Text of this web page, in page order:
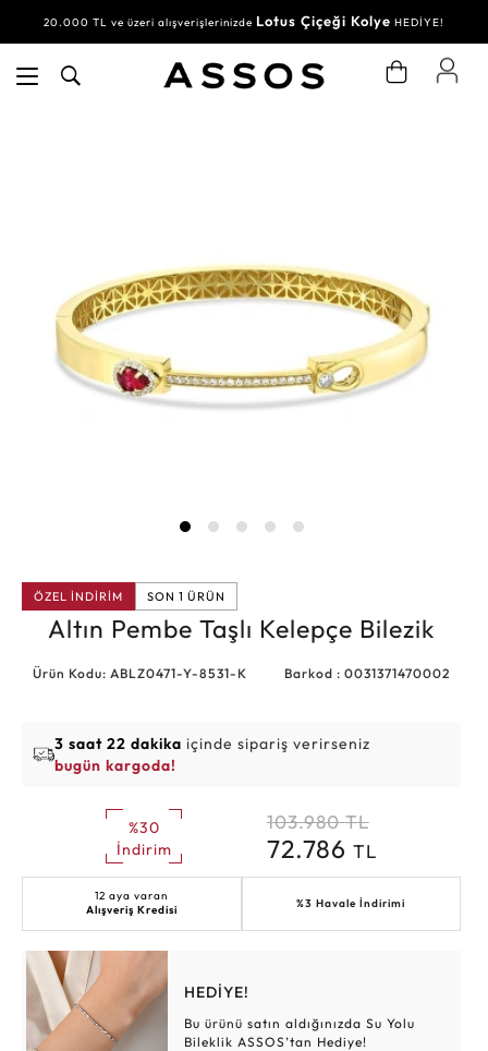
20.000 TL ve üzeri alışverişlerinizde Lotus Çiçeği Kolye HEDİYE!
ÖZEL İNDİRİM SON 1 ÜRÜN
Altın Pembe Taşlı Kelepçe Bilezik
Ürün Kodu: ABLZ0471-Y-8531-K Barkod : 0031371470002
3 saat 22 dakika içinde sipariş verirseniz
bugün kargoda!
%30
İndirim
103.980 TL
72.786 TL
12 aya varan
Alışveriş Kredisi
%3 Havale İndirimi
HEDİYE!
Bu ürünü satın aldığınızda Su Yolu
Bileklik ASSOS’tan Hediye!